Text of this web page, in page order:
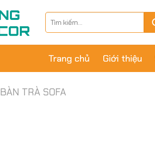
Tìm
kiếm:
Trang chủ Giới thiệu
BÀN TRÀ SOFA